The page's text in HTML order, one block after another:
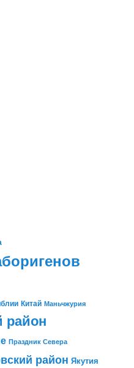
Китай Маньчжурия
район
Праздник Севера
район Якутия